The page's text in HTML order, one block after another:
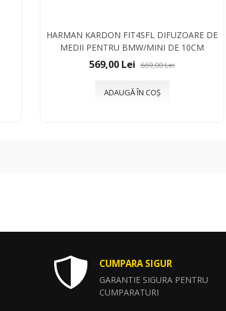
HARMAN KARDON FIT4SFL DIFUZOARE DE
MEDII PENTRU BMW/MINI DE 10CM
569,00 Lei 669,00 Lei
ADAUGĂ ÎN COȘ
CUMPARA SIGUR
GARANTIE SIGURA PENTRU
CUMPARATURI